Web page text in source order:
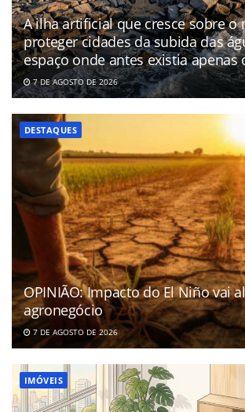
A ilha artificial que cresce sobre o
proteger cidades da subida das
espaço onde antes existia apenas
7 DE AGOSTO DE 2026
DESTAQUES
OPINIÃO: Impacto do El Niño vai
agronegócio
7 DE AGOSTO DE 2026
IMÓVEIS